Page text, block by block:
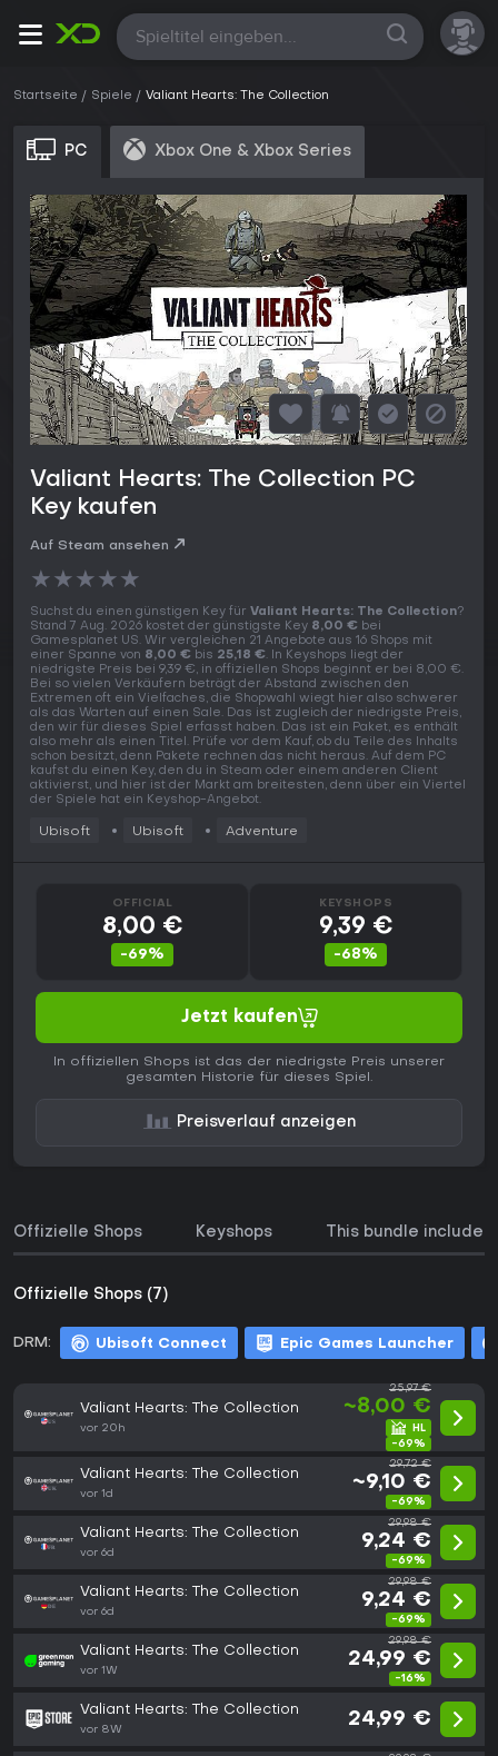
Alle
Startseite Spiele Valiant Hearts: The Collection
PC Xbox One & Xbox Series
Valiant Hearts: The Collection PC
Key kaufen
Auf Steam ansehen
★★★★★
Suchst du einen günstigen Key für Valiant Hearts: The Collection?
Stand 7 Aug. 2026 kostet der günstigste Key 8,00 € bei
Gamesplanet US. Wir vergleichen 21 Angebote aus 16 Shops mit
einer Spanne von 8,00 € bis 25,18 €. In Keyshops liegt der
niedrigste Preis bei 9,39 €, in offiziellen Shops beginnt er bei 8,00 €.
Bei so vielen Verkäufern beträgt der Abstand zwischen den
Extremen oft ein Vielfaches, die Shopwahl wiegt hier also schwerer
als das Warten auf einen Sale. Das ist zugleich der niedrigste Preis,
den wir für dieses Spiel erfasst haben. Das ist ein Paket, es enthält
also mehr als einen Titel. Prüfe vor dem Kauf, ob du Teile des Inhalts
schon besitzt, denn Pakete rechnen das nicht heraus. Auf dem PC
kaufst du einen Key, den du in Steam oder einem anderen Client
aktivierst, und hier ist der Markt am breitesten, denn über ein Viertel
der Spiele hat ein Keyshop-Angebot.
Ubisoft Ubisoft Adventure
OFFICIAL
8,00 €
-69%
KEYSHOPS
9,39 €
-68%
Jetzt kaufen
In offiziellen Shops ist das der niedrigste Preis unserer
gesamten Historie für dieses Spiel.
Preisverlauf anzeigen
Offizielle Shops Keyshops This bundle includes
Offizielle Shops (7)
DRM: Ubisoft Connect Epic Games Launcher
Valiant Hearts: The Collection
vor 20h
25,97 €
~8,00 €
-69%
Valiant Hearts: The Collection
vor 1d
29,72 €
~9,10 €
-69%
Valiant Hearts: The Collection
vor 6d
29,98 €
9,24 €
-69%
Valiant Hearts: The Collection
vor 6d
29,98 €
9,24 €
-69%
Valiant Hearts: The Collection
vor 1W
29,98 €
24,99 €
-16%
Valiant Hearts: The Collection
vor 8W
24,99 €